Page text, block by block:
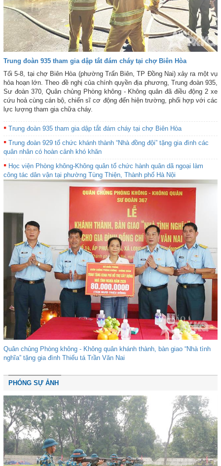
Trung đoàn 935 tham gia dập tắt đám cháy tại chợ Biên Hòa
Tối 5-8, tại chợ Biên Hòa (phường Trấn Biên, TP Đồng Nai) xảy ra một vụ
hỏa hoạn lớn. Theo đề nghị của chính quyền địa phương, Trung đoàn 935,
Sư đoàn 370, Quân chủng Phòng không - Không quân đã điều động 2 xe
cứu hoả cùng cán bộ, chiến sĩ cơ động đến hiện trường, phối hợp với các
lực lượng tham gia chữa cháy.
Trung đoàn 935 tham gia dập tắt đám cháy tại chợ Biên Hòa
Trung đoàn 929 tổ chức khánh thành “Nhà đồng đội” tặng gia đình các
quân nhân có hoàn cảnh khó khăn
Học viện Phòng không-Không quân tổ chức hành quân dã ngoại làm
công tác dân vận tại phường Tùng Thiện, Thành phố Hà Nội
Quân chủng Phòng không - Không quân khánh thành, bàn giao “Nhà tình
nghĩa” tặng gia đình Thiếu tá Trần Văn Nai
PHÓNG SỰ ẢNH